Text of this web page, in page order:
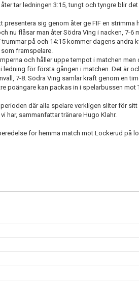
tar ledningen 3:15, tungt och tyngre blir
presentera sig genom åter ge FIF en strimma
nu flåsar man åter Södra Ving i nacken, 7-6
trummar på och 14:15 kommer dagens andra
framspelare.
och håller uppe tempot i matchen
ledning för första gången i matchen. Det är
7-8. Södra Ving samlar kraft genom en
poängare kan packas in i spelarbussen mot
där alla spelare verkligen sliter för
har, sammanfattar tränare Hugo Klahr.
för hemma match mot Lockerud på